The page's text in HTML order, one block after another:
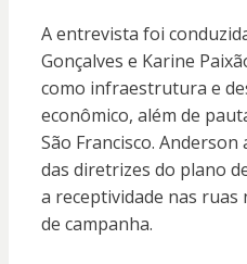
A entrevista foi
Gonçalves e Karine
como infraestrutura e
econômico, além de
São Francisco.
das diretrizes do plano
a receptividade nas ruas
de campanha.